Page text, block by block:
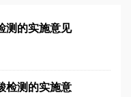
测的实施意见
检测的实施意